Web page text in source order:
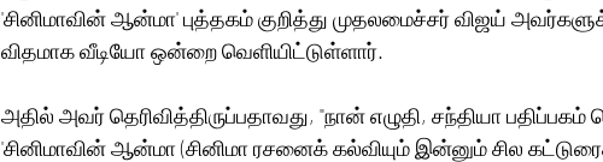
'சினிமாவின் ஆன்மா' புத்தகம் குறித்து முதலமைச்சர் விஜய்
விதமாக வீடியோ ஒன்றை வெளியிட்டுள்ளார்.
அதில் அவர் தெரிவித்திருப்பதாவது, "நான் எழுதி, சந்தியா பதிப்பகம்
'சினிமாவின் ஆன்மா (சினிமா ரசனைக் கல்வியும் இன்னும் சில